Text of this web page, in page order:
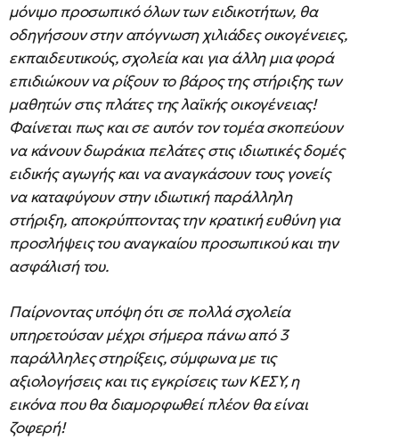
μόνιμο προσωπικό όλων των ειδικοτήτων, θα
οδηγήσουν στην απόγνωση χιλιάδες οικογένειες,
εκπαιδευτικούς, σχολεία και για άλλη μια φορά
επιδιώκουν να ρίξουν το βάρος της στήριξης των
μαθητών στις πλάτες της λαϊκής οικογένειας!
Φαίνεται πως και σε αυτόν τον τομέα σκοπεύουν
να κάνουν δωράκια πελάτες στις ιδιωτικές δομές
ειδικής αγωγής και να αναγκάσουν τους γονείς
να καταφύγουν στην ιδιωτική παράλληλη
στήριξη, αποκρύπτοντας την κρατική ευθύνη για
προσλήψεις του αναγκαίου προσωπικού και την
ασφάλισή του.
Παίρνοντας υπόψη ότι σε πολλά σχολεία
υπηρετούσαν μέχρι σήμερα πάνω από 3
παράλληλες στηρίξεις, σύμφωνα με τις
αξιολογήσεις και τις εγκρίσεις των ΚΕΣΥ, η
εικόνα που θα διαμορφωθεί πλέον θα είναι
ζοφερή!